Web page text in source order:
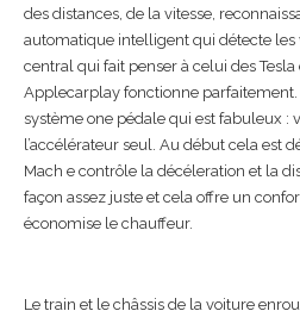
des distances, de la vitesse,
automatique intelligent qui détecte les
central qui fait penser à celui des
Applecarplay fonctionne parfaitement.
système one pédale qui est fabuleux :
l’accélérateur seul. Au début cela est
Mach e contrôle la décéleration et la
façon assez juste et cela offre un
économise le chauffeur.
Le train et le châssis de la voiture